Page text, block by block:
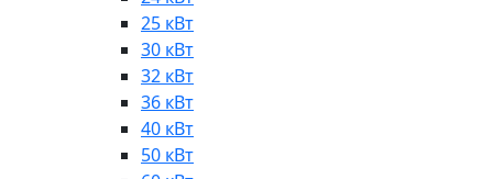
25 кВт
30 кВт
32 кВт
36 кВт
40 кВт
50 кВт